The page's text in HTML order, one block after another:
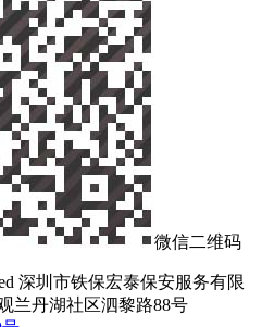
微信二维码
深圳市铁保宏泰保安服务有限
兰丹湖社区泗黎路88号